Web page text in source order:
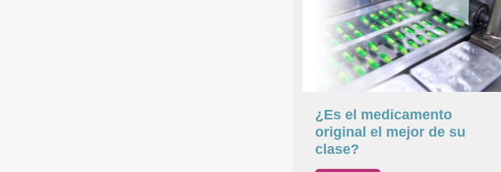
¿Es el medicamento
original el mejor de su
clase?